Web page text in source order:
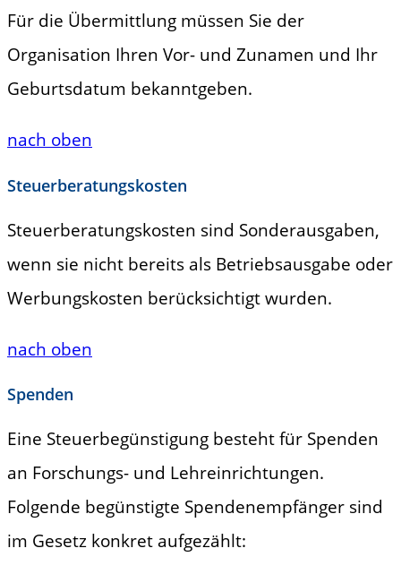
Für die Übermittlung müssen Sie der
Organisation Ihren Vor- und Zunamen und Ihr
Geburtsdatum bekanntgeben.
nach oben
Steuerberatungskosten
Steuerberatungskosten sind Sonderausgaben,
wenn sie nicht bereits als Betriebsausgabe oder
Werbungskosten berücksichtigt wurden.
nach oben
Spenden
Eine Steuerbegünstigung besteht für Spenden
an Forschungs- und Lehreinrichtungen.
Folgende begünstigte Spendenempfänger sind
im Gesetz konkret aufgezählt: